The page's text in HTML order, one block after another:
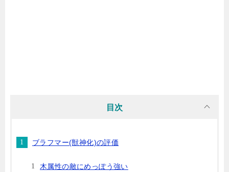
目次
ブラフマー(獣神化)の評価
木属性の敵にめっぽう強い